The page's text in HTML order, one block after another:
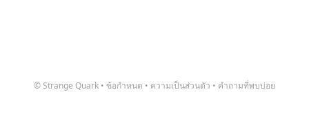
© Strange Quark • ข้อกำหนด • ความเป็นส่วนตัว • คำถามที่พบบ่อย